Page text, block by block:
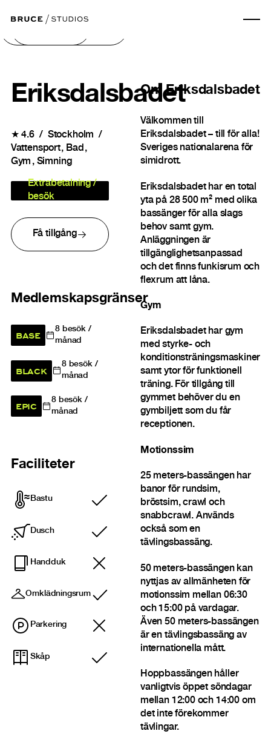
Eriksdalsbadet
★4.6
Stockholm
Vattensport Bad
Gym
Simning
Extrabetalning /
besök
Få tillgång
Medlemskapsgränser
BASE 8besök /
månad
BLACK 8besök /
månad
EPIC 8besök /
månad
Faciliteter
Bastu
Ingår
Dusch
Ingår
Handduk
Omklädningsrum
Ingår
Parkering
Skåp
Ingår
OmEriksdalsbadet
Välkommen till
Eriksdalsbadet – till för alla!
Sveriges nationalarena för
simidrott.
Eriksdalsbadet har en total
yta på 28 500 m² med olika
bassänger för alla slags
behov samt gym.
Anläggningen är
tillgänglighetsanpassad
och det finns funkisrum och
flexrum att låna.
Gym
Eriksdalsbadet har gym
med styrke- och
konditionsträningsmaskiner
samt ytor för funktionell
träning. För tillgång till
gymmet behöver du en
gymbiljett som du får
receptionen.
Motionssim
25 meters-bassängen har
banor för rundsim,
bröstsim, crawl och
snabbcrawl. Används
också som en
tävlingsbassäng.
50 meters-bassängen kan
nyttjas av allmänheten för
motionssim mellan 06:30
och 15:00 på vardagar.
Även 50 meters-bassängen
är en tävlingsbassäng av
internationella mått.
Hoppbassängen håller
vanligtvis öppet söndagar
mellan 12:00 och 14:00 om
det inte förekommer
tävlingar.